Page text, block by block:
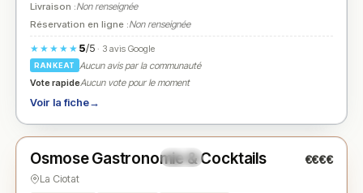
Livraison :Non renseignée
Réservation en ligne :Non renseignée
★★★★★ 5/5· 3 avis Google
RANKEAT
Aucun avis par la communauté
Vote rapideAucun vote pour le moment
Voir la fiche→
★ N° 3
Osmose Gastronomie & Cocktails €€€€
La Ciotat